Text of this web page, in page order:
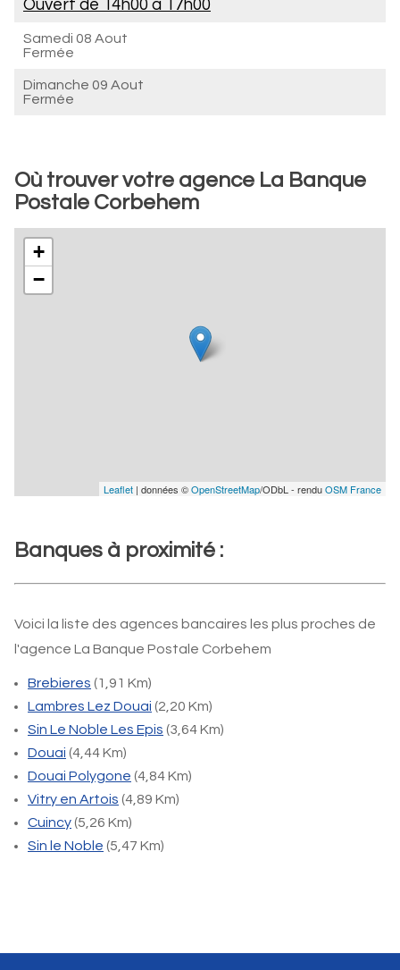
Ouvert de 14h00 à 17h00
Samedi 08 Aout
Fermée
Dimanche 09 Aout
Fermée
Où trouver votre agence La Banque
Postale Corbehem
+
−
Leaflet | données ©OpenStreetMap/ODbL - renduOSM France
Banques à proximité :
Voici la liste des agences bancaires les plus proches de
l'agence La Banque Postale Corbehem
Brebieres (1,91 Km)
Lambres Lez Douai (2,20 Km)
Sin Le Noble Les Epis (3,64 Km)
Douai (4,44 Km)
Douai Polygone (4,84 Km)
Vitry en Artois (4,89 Km)
Cuincy(5,26 Km)
Sin le Noble (5,47 Km)